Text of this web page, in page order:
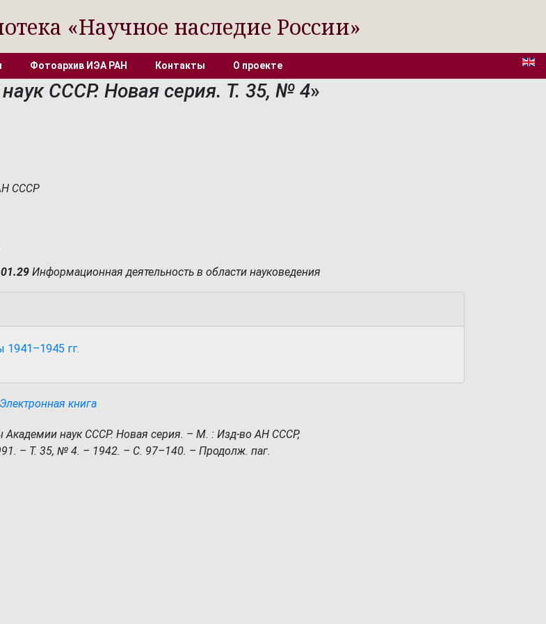
«Научное наследие России»
Фотоархив ИЭА РАН Контакты О проекте
СССР. Новая серия. Т. 35, № 4»
СССР
Информационная деятельность в области науковедения
гг.
Электронная книга
Академии наук СССР. Новая серия. – М. : Изд-во АН СССР,
– Т. 35, № 4. – 1942. – С. 97–140. – Продолж. паг.